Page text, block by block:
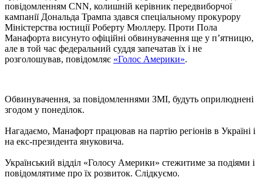
повідомленням СNN, колишній керівник передвиборчої
кампанії Дональда Трампа здався спеціальному прокурору
Міністерства юстиції Роберту Мюллеру. Проти Пола
Манафорта висунуто офіційні обвинувачення ще у п’ятницю,
але в той час федеральний суддя запечатав їх і не
розголошував, повідомляє «Голос Америки».
Обвинувачення, за повідомленнями ЗМІ, будуть оприлюднені
згодом у понеділок.
Нагадаємо, Манафорт працював на партію регіонів в Україні і
на екс-президента януковича.
Український відділ «Голосу Америки» стежитиме за подіями і
повідомлятиме про їх розвиток. Слідкуємо.